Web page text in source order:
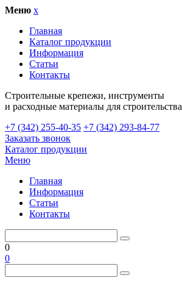
Меню x
Главная
Каталог продукции
Информация
Статьи
Контакты
Cтроительные крепежи, инструменты
и расходные материалы для строительства
+7 (342) 255-40-35 +7 (342) 293-84-77
Заказать звонок
Каталог продукции
Меню
Главная
Информация
Статьи
Контакты
0
0